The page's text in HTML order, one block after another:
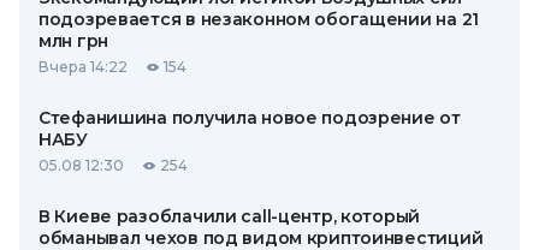
подозревается в незаконном обогащении на 21
млн грн
Вчера 14:22 154
Стефанишина получила новое подозрение от
НАБУ
05.08 12:30 254
В Киеве разоблачили call-центр, который
обманывал чехов под видом криптоинвестиций